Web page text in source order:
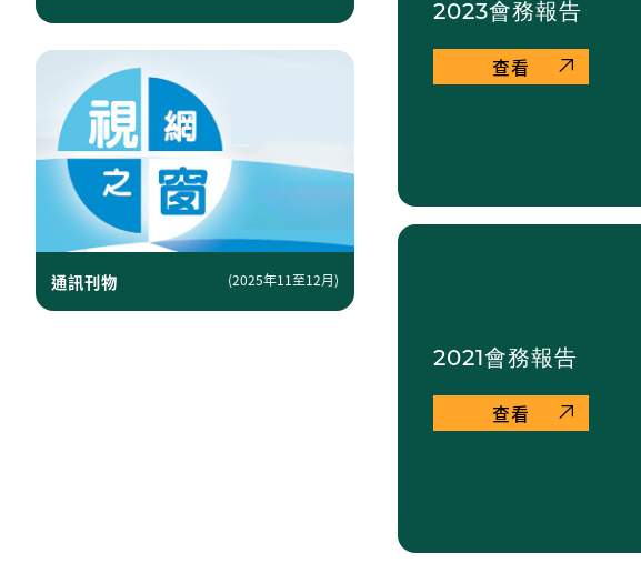
通訊刊物 (2025年11至12月)
2023會務報告
查看
2021會務報告
查看